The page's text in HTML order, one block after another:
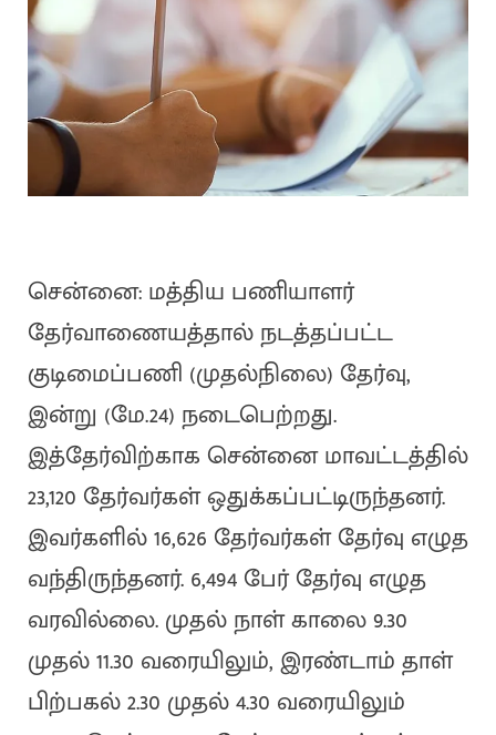
சென்னை: மத்திய பணியாளர்
தேர்வாணையத்தால் நடத்தப்பட்ட
குடிமைப்பணி (முதல்நிலை) தேர்வு,
இன்று (மே.24) நடைபெற்றது.
இத்தேர்விற்காக சென்னை மாவட்டத்தில்
23,120 தேர்வர்கள் ஒதுக்கப்பட்டிருந்தனர்.
இவர்களில் 16,626 தேர்வர்கள் தேர்வு எழுத
வந்திருந்தனர். 6,494 பேர் தேர்வு எழுத
வரவில்லை. முதல் நாள் காலை 9.30
முதல் 11.30 வரையிலும், இரண்டாம் தாள்
பிற்பகல் 2.30 முதல் 4.30 வரையிலும்